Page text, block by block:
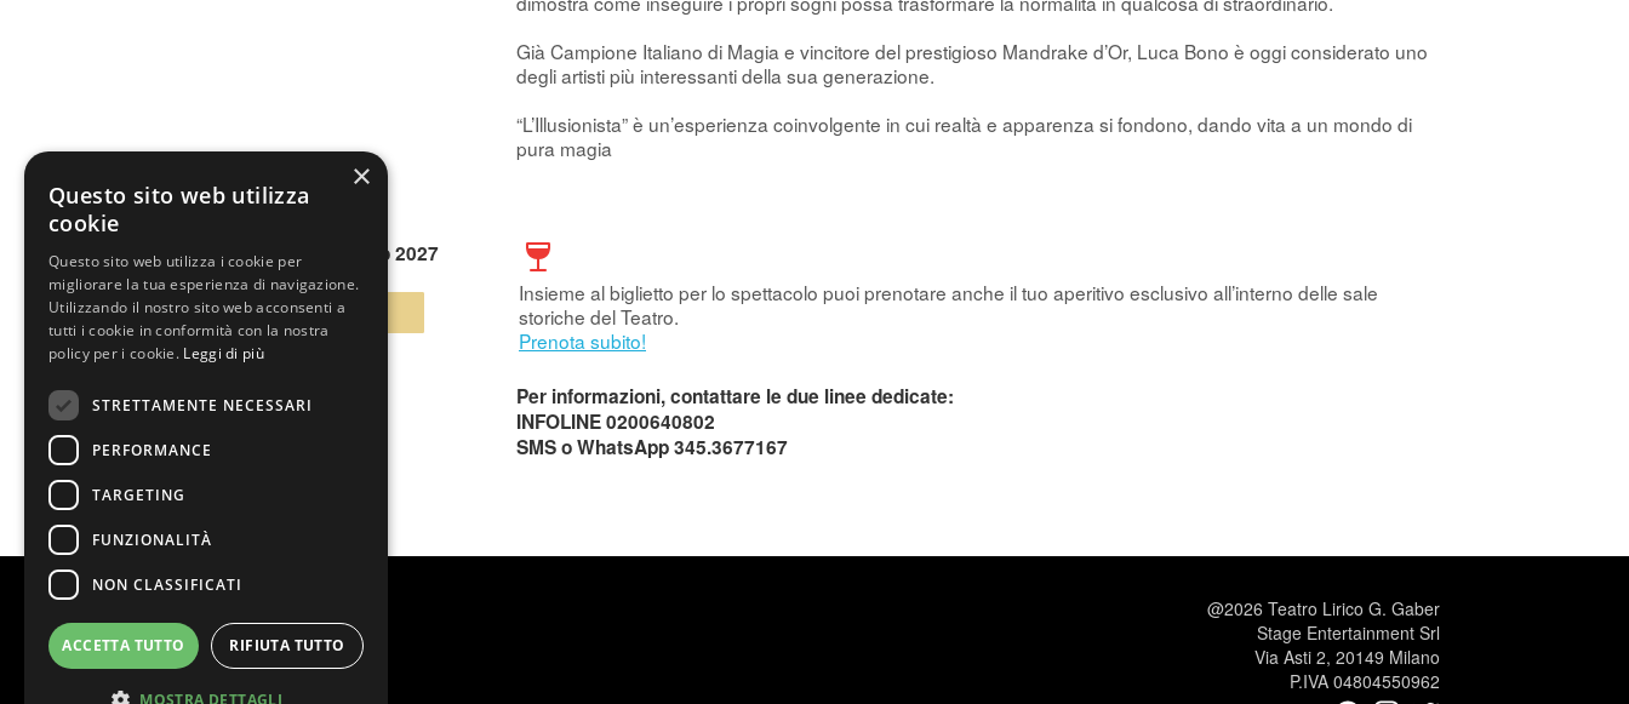
sabato 22 Maggio 2027
BIGLIETTI
Già Campione Italiano di Magia e vincitore del prestigioso Mandrake d’Or, Luca Bono è oggi considerato uno
degli artisti più interessanti della sua generazione.
“L’Illusionista” è un’esperienza coinvolgente in cui realtà e apparenza si fondono, dando vita a un mondo di
pura magia
Insieme al biglietto per lo spettacolo puoi prenotare anche il tuo aperitivo esclusivo all’interno delle sale
storiche del Teatro.
Prenota subito!
Per informazioni, contattare le due linee dedicate:
INFOLINE 0200640802
SMS o WhatsApp 345.3677167
@2026 Teatro Lirico G. Gaber
Stage Entertainment Srl
Via Asti 2, 20149 Milano
P.IVA 04804550962
×
Questo sito web utilizza
cookie
Questo sito web utilizza i cookie per
migliorare la tua esperienza di navigazione.
Utilizzando il nostro sito web acconsenti a
tutti i cookie in conformità con la nostra
policy per i cookie. Leggi di più
STRETTAMENTE NECESSARI
PERFORMANCE
TARGETING
FUNZIONALITÀ
NON CLASSIFICATI
ACCETTA TUTTO RIFIUTA TUTTO
MOSTRA DETTAGLI